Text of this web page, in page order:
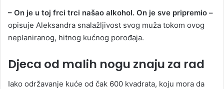
– On je u toj frci trci našao alkohol. On je sve pripremio –
opisuje Aleksandra snalažljivost svog muža tokom ovog
neplaniranog, hitnog kućnog porođaja.
Djeca od malih nogu znaju za rad
Iako održavanje kuće od čak 600 kvadrata, koju mora da